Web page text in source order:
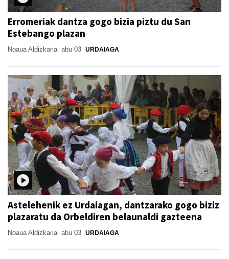
Erromeriak dantza gogo bizia piztu du San
Estebango plazan
Noaua Aldizkaria abu 03 URDAIAGA
Astelehenik ez Urdaiagan, dantzarako gogo biziz
plazaratu da Orbeldiren belaunaldi gazteena
Noaua Aldizkaria abu 03 URDAIAGA